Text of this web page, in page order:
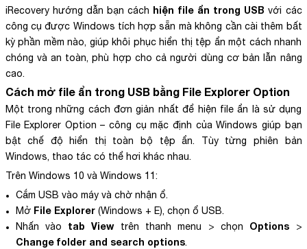
iRecovery hướng dẫn bạn cách hiện file ẩn trong USB với các
công cụ được Windows tích hợp sẵn mà không cần cài thêm bất
kỳ phần mềm nào, giúp khôi phục hiển thị tệp ẩn một cách nhanh
chóng và an toàn, phù hợp cho cả người dùng cơ bản lẫn nâng
cao.
Cách mở file ẩn trong USBbằng File Explorer Option
Một trong những cách đơn giản nhất để hiện file ẩn là sử dụng
File Explorer Option – công cụ mặc định của Windows giúp bạn
bật chế độ hiển thị toàn bộ tệp ẩn. Tùy từng phiên bản
Windows, thao tác có thể hơi khác nhau.
Trên Windows 10 và Windows 11:
Cắm USB vào máy và chờ nhận ổ.
Mở File Explorer(Windows + E), chọn ổ USB.
Nhấn vào tab View trên thanh menu > chọn Options >
Change folder and search options.